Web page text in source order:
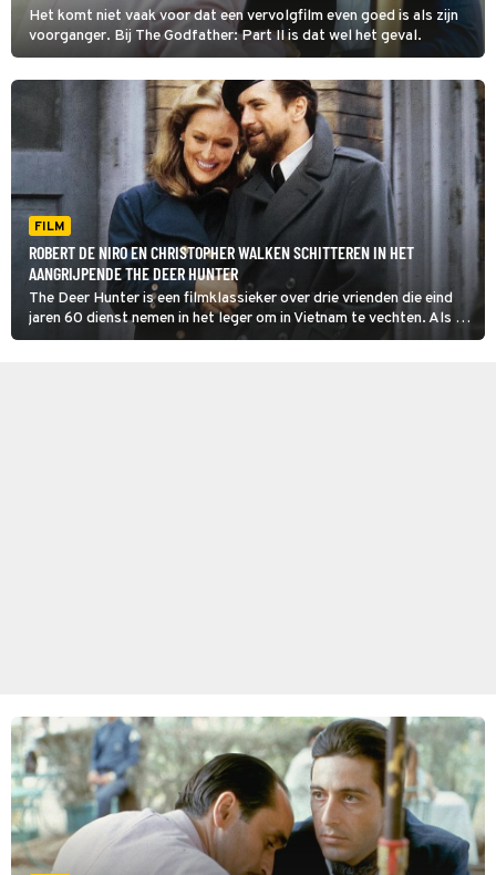
Het komt niet vaak voor dat een vervolgfilm even goed is als zijn
voorganger. Bij The Godfather: Part II is dat wel het geval.
FILM
ROBERT DE NIRO EN CHRISTOPHER WALKEN SCHITTEREN IN HET
AANGRIJPENDE THE DEER HUNTER
The Deer Hunter is een filmklassieker over drie vrienden die eind
jaren 60 dienst nemen in het leger om in Vietnam te vechten. Als de
gevechten zijn afgelopen, kunnen ze de oorlog niet loslaten.